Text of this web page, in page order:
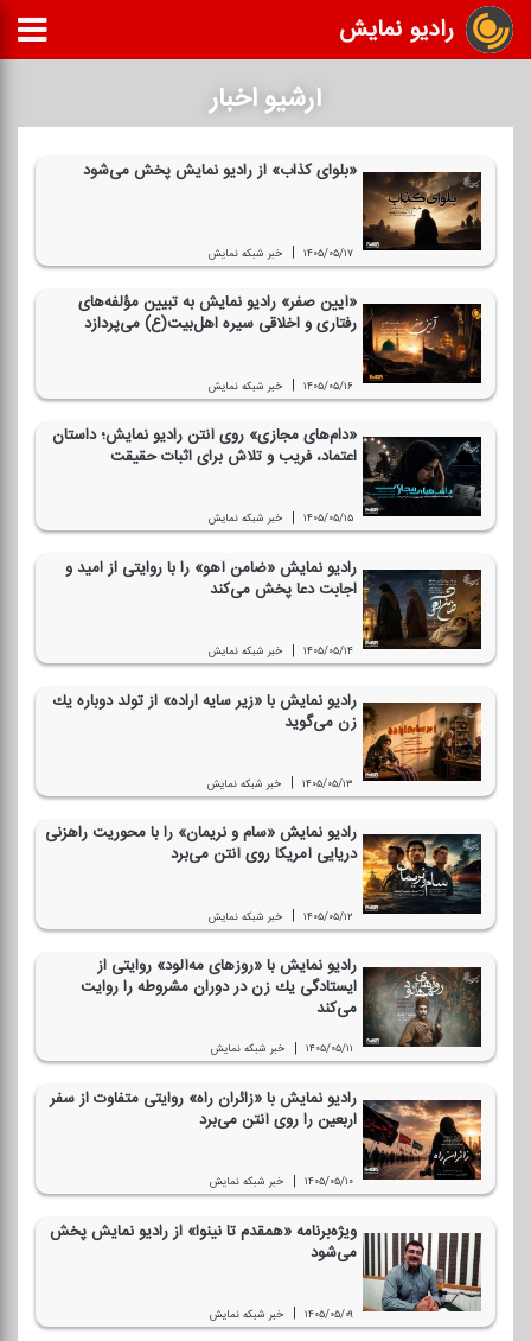
رادیو نمایش
آرشیو اخبار
«بلوای كذاب» از رادیو نمایش پخش می‌شود
۱۴۰۵/۰۵/۱۷ | خبر شبكه نمایش
«آیین صفر» رادیو نمایش به تبیین مؤلفه‌های
رفتاری و اخلاقی سیره اهل‌بیت(ع) می‌پردازد
۱۴۰۵/۰۵/۱۶ | خبر شبكه نمایش
«دام‌های مجازی» روی آنتن رادیو نمایش؛ داستان
اعتماد، فریب و تلاش برای اثبات حقیقت
۱۴۰۵/۰۵/۱۵ | خبر شبكه نمایش
رادیو نمایش «ضامن آهو» را با روایتی از امید و
اجابت دعا پخش می‌كند
۱۴۰۵/۰۵/۱۴ | خبر شبكه نمایش
رادیو نمایش با «زیر سایه اراده» از تولد دوباره یك
زن می‌گوید
۱۴۰۵/۰۵/۱۳ | خبر شبكه نمایش
رادیو نمایش «سام و نریمان» را با محوریت راهزنی
دریایی آمریكا روی آنتن می‌برد
۱۴۰۵/۰۵/۱۲ | خبر شبكه نمایش
رادیو نمایش با «روزهای مه‌آلود» روایتی از
ایستادگی یك زن در دوران مشروطه را روایت
می‌كند
۱۴۰۵/۰۵/۱۱ | خبر شبكه نمایش
رادیو نمایش با «زائران راه» روایتی متفاوت از سفر
اربعین را روی آنتن می‌برد
۱۴۰۵/۰۵/۱۰ | خبر شبكه نمایش
ویژه‌برنامه «همقدم تا نینوا» از رادیو نمایش پخش
می‌شود
۱۴۰۵/۰۵/۰۹ | خبر شبكه نمایش